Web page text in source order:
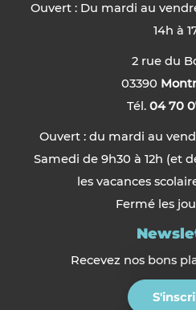
Ouvert : Du mardi au
14h à
2 rue du
03390
Tél. 04 70
Ouvert : du mardi au
Samedi de 9h30 à 12h (et
les vacances
Fermé les
Recevez nos bons